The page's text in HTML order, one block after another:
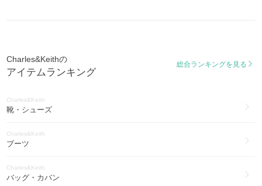
Charles&Keithの
アイテムランキング
総合ランキングを見る
Charles&Keith
靴・シューズ
Charles&Keith
ブーツ
Charles&Keith
バッグ・カバン